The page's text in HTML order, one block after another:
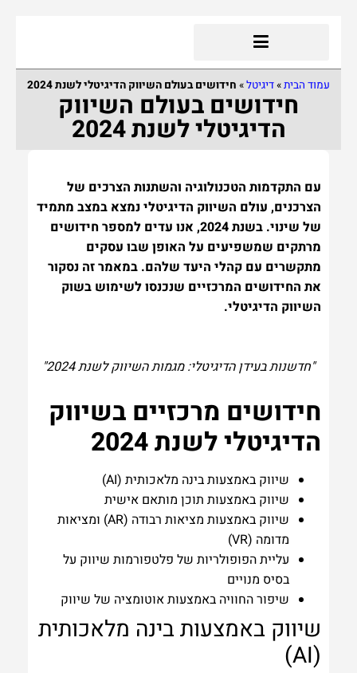
עמוד הבית»דיגיטל» חידושים בעולם השיווק הדיגיטלי לשנת 2024
חידושים בעולם השיווק
הדיגיטלי לשנת 2024
עם התקדמות הטכנולוגיה והשתנות הצרכים של
הצרכנים, עולם השיווק הדיגיטלי נמצא במצב מתמיד
של שינוי. בשנת 2024, אנו עדים למספר חידושים
מרתקים שמשפיעים על האופן שבו עסקים
מתקשרים עם קהלי היעד שלהם. במאמר זה נסקור
את החידושים המרכזיים שנכנסו לשימוש בשוק
השיווק הדיגיטלי.
"חדשנות בעידן הדיגיטלי: מגמות השיווק לשנת 2024"
חידושים מרכזיים בשיווק
הדיגיטלי לשנת 2024
שיווק באמצעות בינה מלאכותית (AI)
שיווק באמצעות תוכן מותאם אישית
שיווק באמצעות מציאות רבודה (AR) ומציאות
מדומה (VR)
עליית הפופולריות של פלטפורמות שיווק על
בסיס מנויים
שיפור החוויה באמצעות אוטומציה של שיווק
שיווק באמצעות בינה מלאכותית
(AI)